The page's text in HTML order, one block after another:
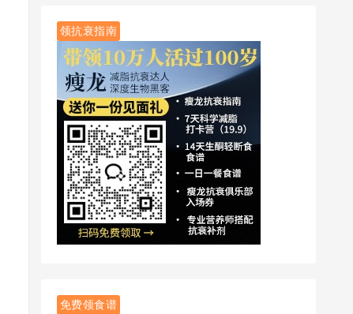
领抗衰指南
免费领食谱